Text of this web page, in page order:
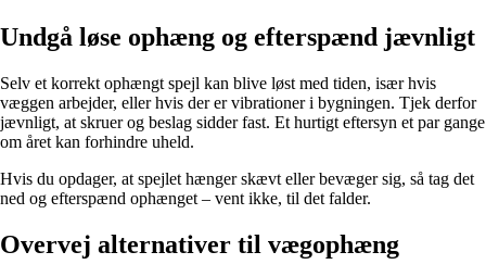
Undgå løse ophæng og efterspænd jævnligt
Selv et korrekt ophængt spejl kan blive løst med tiden, især hvis
væggen arbejder, eller hvis der er vibrationer i bygningen. Tjek derfor
jævnligt, at skruer og beslag sidder fast. Et hurtigt eftersyn et par gange
om året kan forhindre uheld.
Hvis du opdager, at spejlet hænger skævt eller bevæger sig, så tag det
ned og efterspænd ophænget – vent ikke, til det falder.
Overvej alternativer til vægophæng